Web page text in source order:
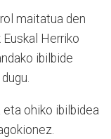
maitatua den
Herriko
ibilbide
eta ohiko ibilbidea